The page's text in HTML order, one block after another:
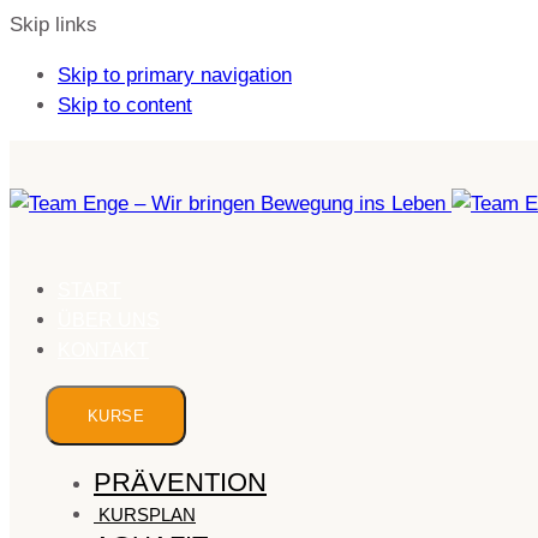
Skip links
Skip to primary navigation
Skip to content
KURSE
PRÄVENTION
KURSPLAN